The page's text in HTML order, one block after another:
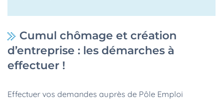
Cumul chômage et création
d’entreprise : les démarches à
effectuer !
Effectuer vos demandes auprès de Pôle Emploi